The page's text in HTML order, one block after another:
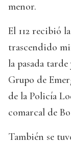
menor.
El 112 recibió
trascendido
la pasada
Grupo de
de la Policía
comarcal de
También se